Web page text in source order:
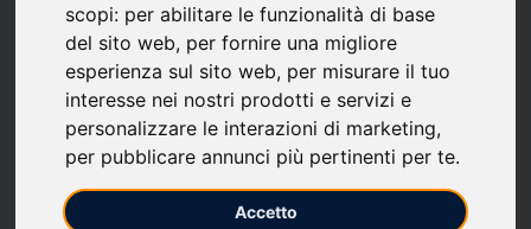
scopi: per abilitare le funzionalità di base
del sito web, per fornire una migliore
esperienza sul sito web, per misurare il tuo
interesse nei nostri prodotti e servizi e
personalizzare le interazioni di marketing,
per pubblicare annunci più pertinenti per te.
Accetto
Compatibility help
(0)bookmark_borderupload Share
INTRED S.P.A: INFORMATIVA SU AZIONI PROPRIE